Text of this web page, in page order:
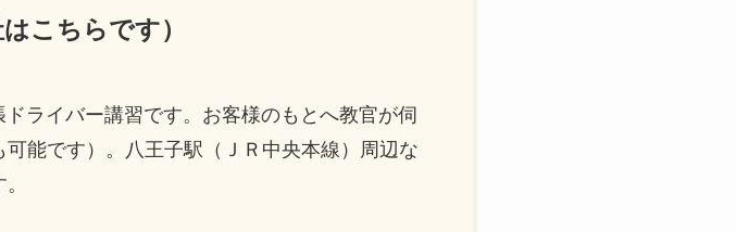
こちらです）
ライバー講習です。お客様のもとへ教官が伺
能です）。八王子駅（ＪＲ中央本線）周辺な